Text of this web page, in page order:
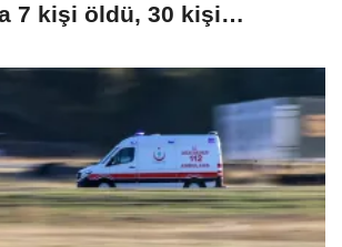
7 kişi öldü, 30 kişi